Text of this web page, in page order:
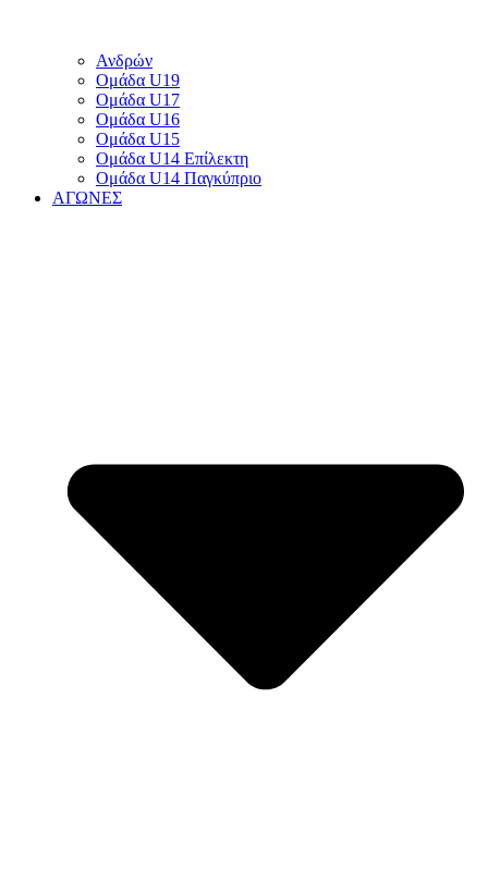
Ανδρών
Ομάδα U19
Ομάδα U17
Ομάδα U16
Ομάδα U15
Ομάδα U14 Επίλεκτη
Ομάδα U14 Παγκύπριο
ΑΓΩΝΕΣ